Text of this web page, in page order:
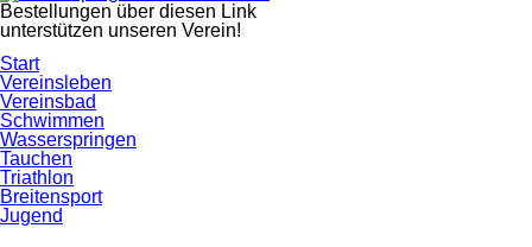
Bestellungen über diesen Link
unterstützen unseren Verein!
Navigation
überspringen
Start
Vereinsleben
Vereinsbad
Schwimmen
Wasserspringen
Tauchen
Triathlon
Breitensport
Jugend